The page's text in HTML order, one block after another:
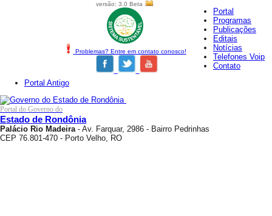
versão: 3.0 Beta
Problemas? Entre em contato conosco!
Portal
Programas
Publicações
Editais
Notícias
Telefones Voip
Contato
Portal Antigo
Portal do Governo do
Estado de Rondônia
Palácio Rio Madeira- Av. Farquar, 2986 - Bairro Pedrinhas
CEP 76.801-470 - Porto Velho, RO